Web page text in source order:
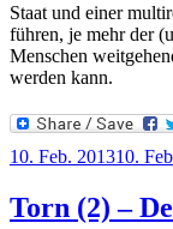
Staat und einer
führen, je mehr der
Menschen
werden kann.
Veröffentlicht
10. Feb. 201310.
Torn (2) –